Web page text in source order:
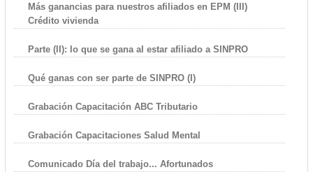
Más ganancias para nuestros afiliados en EPM (III)
Crédito vivienda
Parte (II): lo que se gana al estar afiliado a SINPRO
Qué ganas con ser parte de SINPRO (I)
Grabación Capacitación ABC Tributario
Grabación Capacitaciones Salud Mental
Comunicado Día del trabajo... Afortunados